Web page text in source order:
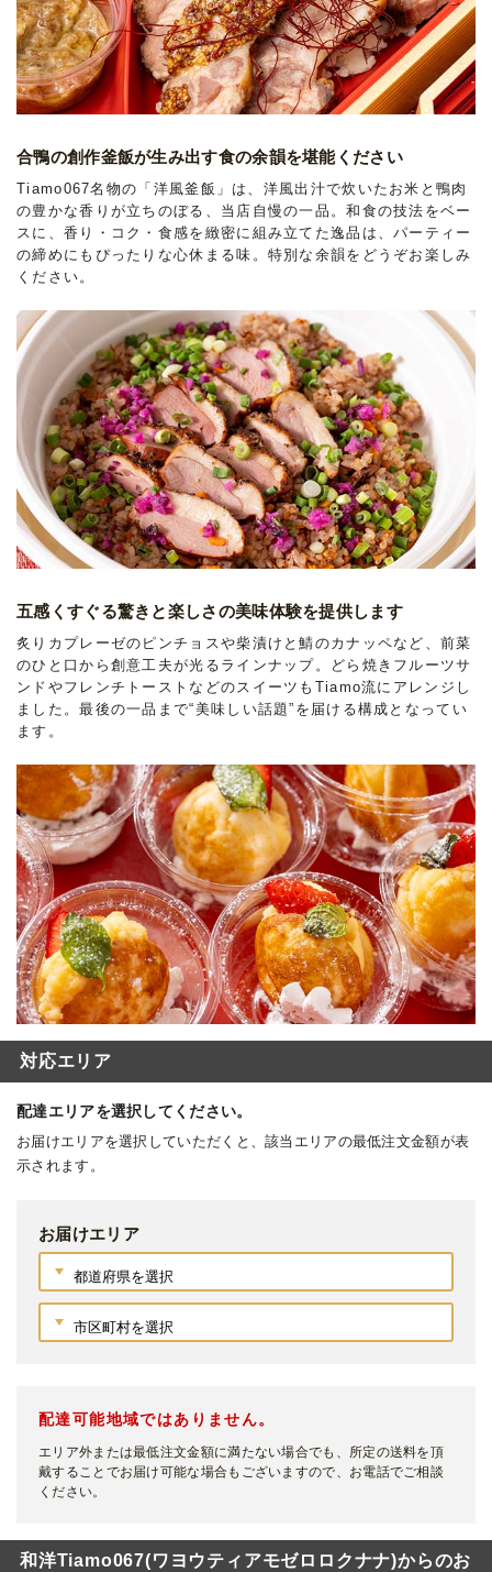
合鴨の創作釜飯が生み出す食の余韻を堪能ください
Tiamo067名物の「洋風釜飯」は、洋風出汁で炊いたお米と鴨肉
の豊かな香りが立ちのぼる、当店自慢の一品。和食の技法をベー
スに、香り・コク・食感を緻密に組み立てた逸品は、パーティー
の締めにもぴったりな心休まる味。特別な余韻をどうぞお楽しみ
ください。
五感くすぐる驚きと楽しさの美味体験を提供します
炙りカプレーゼのピンチョスや柴漬けと鯖のカナッペなど、前菜
のひと口から創意工夫が光るラインナップ。どら焼きフルーツサ
ンドやフレンチトーストなどのスイーツもTiamo流にアレンジし
ました。最後の一品まで“美味しい話題”を届ける構成となってい
ます。
対応エリア
配達エリアを選択してください。
お届けエリアを選択していただくと、該当エリアの最低注文金額が表
示されます。
お届けエリア
配達可能地域ではありません。
エリア外または最低注文金額に満たない場合でも、所定の送料を頂
戴することでお届け可能な場合もございますので、お電話でご相談
ください。
和洋Tiamo067(ワヨウティアモゼロロクナナ)からのお